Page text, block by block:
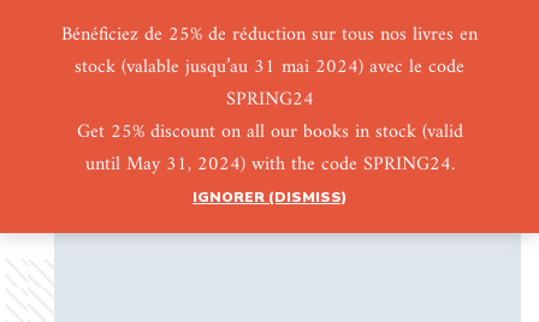
Bénéficiez de 25% de réduction sur tous nos livres en
stock (valable jusqu’au 31 mai 2024) avec le code
SPRING24
Get 25% discount on all our books in stock (valid
until May 31, 2024) with the code SPRING24.
IGNORER (DISMISS)
0 0